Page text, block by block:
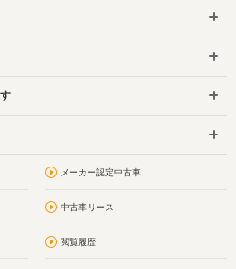
メーカー認定中古車
中古車リース
閲覧履歴